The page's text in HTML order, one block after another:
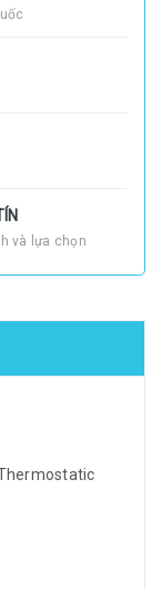
và lựa chọn